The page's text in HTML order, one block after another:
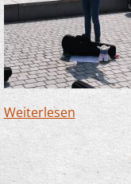
Weiterlesenüber